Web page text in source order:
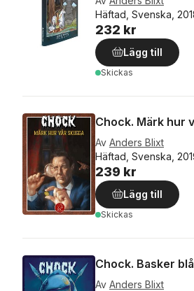
Häftad, Svenska,
232 kr
Lägg till
Skickas
Chock. Märk hur
Av Anders Blixt
Häftad, Svenska,
239 kr
Lägg till
Skickas
Chock. Basker blå
Av Anders Blixt